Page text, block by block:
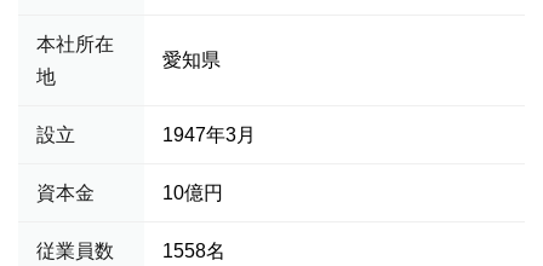
本社所在
地
愛知県
設立 1947年3月
資本金 10億円
従業員数 1558名